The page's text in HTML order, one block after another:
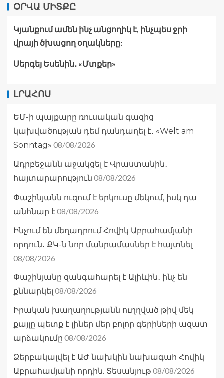
ՕՐՎԱ ՄԻՏՔԸ
Կյանքում ամեն ինչ անցողիկ է, ինչպես ջրի
վրայի ծխացող օղակները:
Սերգեյ Եսենին․ «Մտքեր»
ԼՐԱՀՈՍ
ԵՄ-ի պայքարը ռուսական գազից
կախվածության դեմ դանդաղել է․ «Welt am
Sonntag» 08/08/2026
Ադրբեջանն աջակցել է Վրաստանին․
հայտարարություն 08/08/2026
Փաշինյանն ուզում է երկուսը մեկում, իսկ դա
անհնար է08/08/2026
Ինչում են մեղադրում Հովիկ Աբրահամյանի
որդուն․ ՔԿ-ն նոր մանրամասներ է հայտնել
08/08/2026
Փաշինյանը զանգահարել է Ալիևին․ ինչ են
քննարկել 08/08/2026
Իրական խաղաղությանն ուղղված թիվ մեկ
քայլը պետք է լիներ մեր բոլոր գերիների ազատ
արձակումը 08/08/2026
Ձերբակալվել է ԱԺ նախկին նախագահ Հովիկ
Աբրահամյանի որդին. Տեսանյութ08/08/2026